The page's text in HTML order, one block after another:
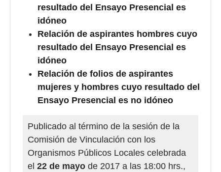
resultado del Ensayo Presencial es
idóneo
Relación de aspirantes hombres cuyo
resultado del Ensayo Presencial es
idóneo
Relación de folios de aspirantes
mujeres y hombres cuyo resultado del
Ensayo Presencial es no idóneo
Publicado al término de la sesión de la
Comisión de Vinculación con los
Organismos Públicos Locales celebrada
el 22 de mayo de 2017 a las 18:00 hrs.,